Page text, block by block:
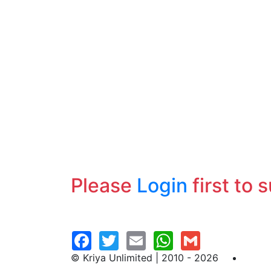
Please Login first to
© Kriya Unlimited | 2010 - 2026